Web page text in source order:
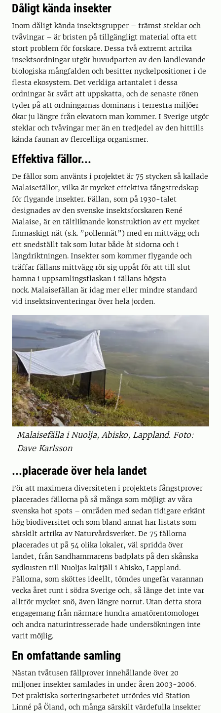
Dåligt kända insekter
Inom dåligt kända insektsgrupper – främst steklar och
tvåvingar – är bristen på tillgängligt material ofta ett
stort problem för forskare. Dessa två extremt artrika
insektsordningar utgör huvudparten av den landlevande
biologiska mångfalden och besitter nyckelpositioner i de
flesta ekosystem. Det verkliga artantalet i dessa
ordningar är svårt att uppskatta, och de senaste rönen
tyder på att ordningarnas dominans i terrestra miljöer
ökar ju längre från ekvatorn man kommer. I Sverige utgör
steklar och tvåvingar mer än en tredjedel av den hittills
kända faunan av flercelliga organismer.
Effektiva fällor...
De fällor som använts i projektet är 75 stycken så kallade
Malaisefällor, vilka är mycket effektiva fångstredskap
för flygande insekter. Fällan, som på 1930-talet
designades av den svenske insektsforskaren René
Malaise, är en tältliknande konstruktion av ett mycket
finmaskigt nät (s.k. ”pollennät”) med en mittvägg och
ett snedställt tak som lutar både åt sidorna och i
längdriktningen. Insekter som kommer flygande och
träffar fällans mittvägg rör sig uppåt för att till slut
hamna i uppsamlingsflaskan i fällans högsta
nock. Malaisefällan är idag mer eller mindre standard
vid insektsinventeringar över hela jorden.
Malaisefälla i Nuolja, Abisko, Lappland. Foto:
Dave Karlsson
...placerade över hela landet
För att maximera diversiteten i projektets fångstprover
placerades fällorna på så många som möjligt av våra
svenska hot spots – områden med sedan tidigare erkänt
hög biodiversitet och som bland annat har listats som
särskilt artrika av Naturvårdsverket. De 75 fällorna
placerades ut på 54 olika lokaler, väl spridda över
landet, från Sandhammarens badplats på den skånska
sydkusten till Nuoljas kalfjäll i Abisko, Lappland.
Fällorna, som sköttes ideellt, tömdes ungefär varannan
vecka året runt i södra Sverige och, så länge det inte var
alltför mycket snö, även längre norrut. Utan detta stora
engagemang från närmare hundra amatörentomologer
och andra naturintresserade hade undersökningen inte
varit möjlig.
En omfattande samling
Nästan tvåtusen fällprover innehållande över 20
miljoner insekter samlades in under åren 2003-2006.
Det praktiska sorteringsarbetet utfördes vid Station
Linné på Öland, och många särskilt värdefulla insekter